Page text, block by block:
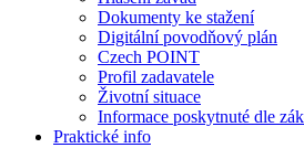
Dokumenty ke stažení
Digitální povodňový plán
Czech POINT
Profil zadavatele
Životní situace
Informace poskytnuté dle
Praktické info